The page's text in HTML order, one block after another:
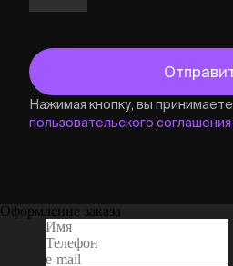
Нажимая кнопку, вы принимаете
пользовательского соглашения
Оформление заказа